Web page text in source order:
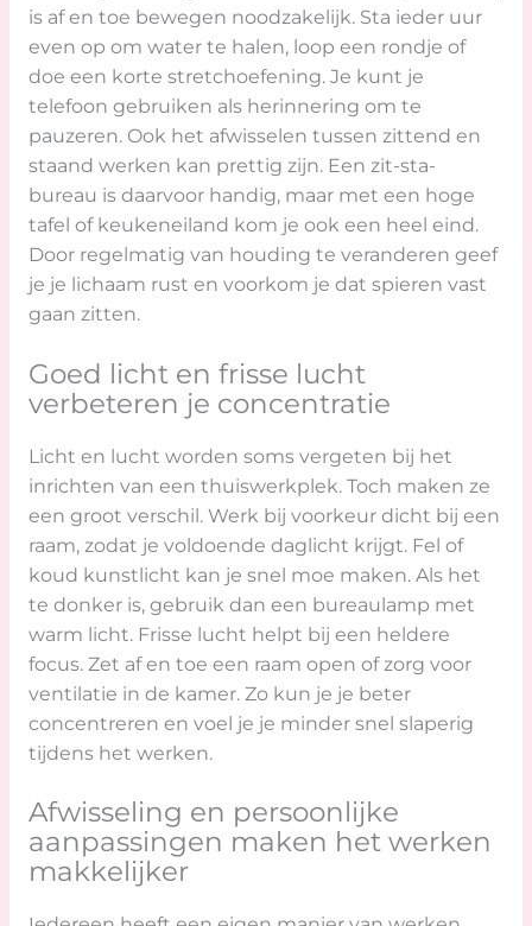
is af en toe bewegen noodzakelijk. Sta ieder uur
even op om water te halen, loop een rondje of
doe een korte stretchoefening. Je kunt je
telefoon gebruiken als herinnering om te
pauzeren. Ook het afwisselen tussen zittend en
staand werken kan prettig zijn. Een zit-sta-
bureau is daarvoor handig, maar met een hoge
tafel of keukeneiland kom je ook een heel eind.
Door regelmatig van houding te veranderen geef
je je lichaam rust en voorkom je dat spieren vast
gaan zitten.
Goed licht en frisse lucht
verbeteren je concentratie
Licht en lucht worden soms vergeten bij het
inrichten van een thuiswerkplek. Toch maken ze
een groot verschil. Werk bij voorkeur dicht bij een
raam, zodat je voldoende daglicht krijgt. Fel of
koud kunstlicht kan je snel moe maken. Als het
te donker is, gebruik dan een bureaulamp met
warm licht. Frisse lucht helpt bij een heldere
focus. Zet af en toe een raam open of zorg voor
ventilatie in de kamer. Zo kun je je beter
concentreren en voel je je minder snel slaperig
tijdens het werken.
Afwisseling en persoonlijke
aanpassingen maken het werken
makkelijker